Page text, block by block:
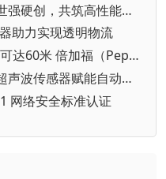
▪ 新加坡企业Bridgetek携手世强硬创，共筑高性能图形控制芯片市场
助力实现透明物流
▪ 紧凑型距离传感器测量范围可达60米 倍加福（Pepperl+Fuchs）R20x传感器系列采用脉冲测距技术
▪ 高效清洁，智能感知，F77超声波传感器赋能自动清洁机器人
网络安全标准认证